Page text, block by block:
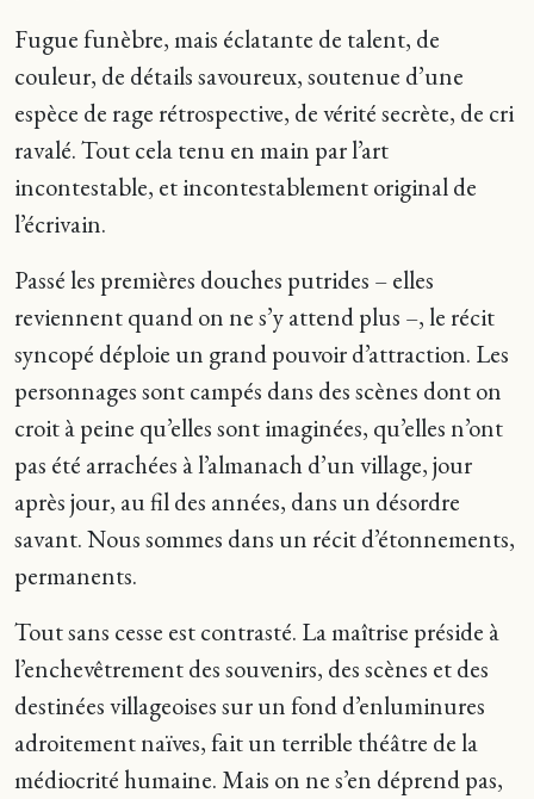
Fugue funèbre, mais éclatante de talent, de
couleur, de détails savoureux, soutenue d’une
espèce de rage rétrospective, de vérité secrète, de cri
ravalé. Tout cela tenu en main par l’art
incontestable, et incontestablement original de
l’écrivain.
Passé les premières douches putrides – elles
reviennent quand on ne s’y attend plus –, le récit
syncopé déploie un grand pouvoir d’attraction. Les
personnages sont campés dans des scènes dont on
croit à peine qu’elles sont imaginées, qu’elles n’ont
pas été arrachées à l’almanach d’un village, jour
après jour, au fil des années, dans un désordre
savant. Nous sommes dans un récit d’étonnements,
permanents.
Tout sans cesse est contrasté. La maîtrise préside à
l’enchevêtrement des souvenirs, des scènes et des
destinées villageoises sur un fond d’enluminures
adroitement naïves, fait un terrible théâtre de la
médiocrité humaine. Mais on ne s’en déprend pas,